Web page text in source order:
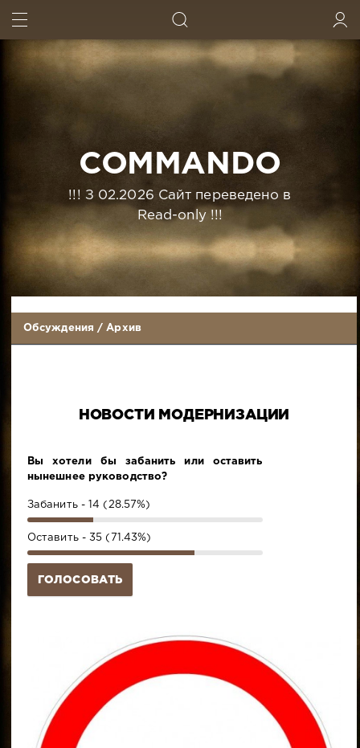
COMMANDO
!!! З 02.2026 Сайт переведено в
Read-only !!!
Обсуждения / Архив
НОВОСТИ МОДЕРНИЗАЦИИ
Вы хотели бы забанить или оставить
нынешнее руководство?
Забанить - 14 (28.57%)
Оставить - 35 (71.43%)
ГОЛОСОВАТЬ